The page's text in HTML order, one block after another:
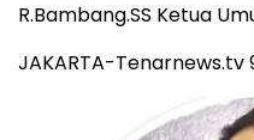
R.Bambang.SS Ketua
JAKARTA-Tenarnews.tv